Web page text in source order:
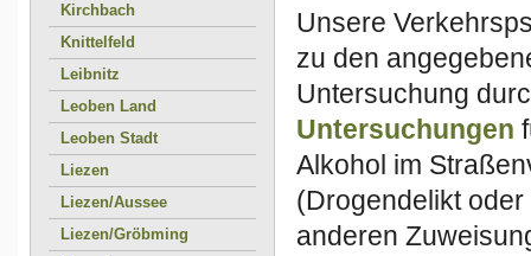
Kirchbach
Knittelfeld
Leibnitz
Leoben Land
Leoben Stadt
Liezen
Liezen/Aussee
Liezen/Gröbming
Unsere
zu den
Untersuchung
Untersuchungen
Alkohol im
(Drogendelikt
anderen